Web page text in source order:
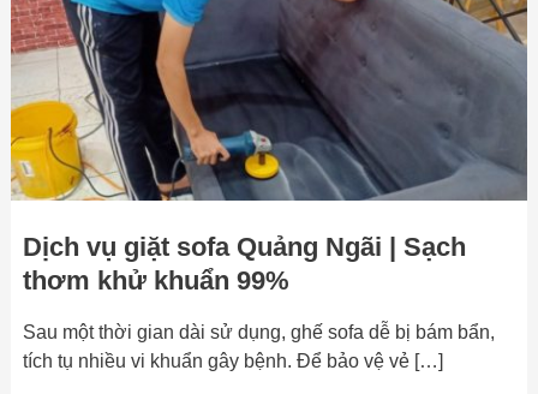
Dịch vụ giặt sofa Quảng Ngãi | Sạch
thơm khử khuẩn 99%
Sau một thời gian dài sử dụng, ghế sofa dễ bị bám bẩn,
tích tụ nhiều vi khuẩn gây bệnh. Để bảo vệ vẻ […]
Ngãi
|
Sạch
thơm
khử
khuẩn
99%